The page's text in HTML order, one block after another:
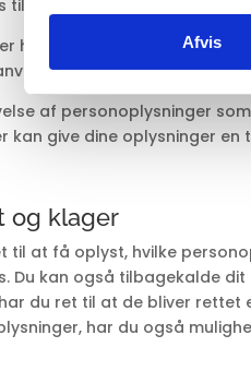
Afvis
til målretning af annoncering.
herudover en række
dem til egne formål.
af personoplysninger
kan give dine oplysninger
og klager
til at få oplyst, hvilke
Du kan også tilbagekalde
du ret til at de bliver rettet
har du også